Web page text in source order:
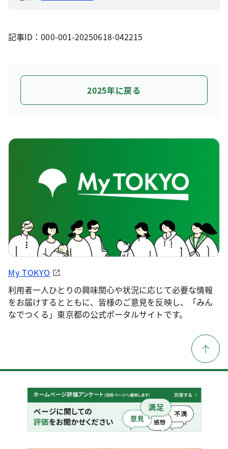
記事ID：000-001-20250618-042215
2025年に戻る
My TOKYO
利用者一人ひとりの興味関心や状況に応じて必要な情報
をお届けするとともに、皆様のご意見を反映し、「みん
なでつくる」東京都の公式ポータルサイトです。